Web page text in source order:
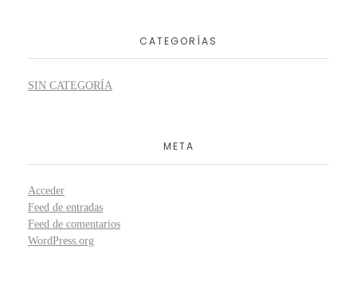
CATEGORÍAS
SIN CATEGORÍA
META
Acceder
Feed de entradas
Feed de comentarios
WordPress.org